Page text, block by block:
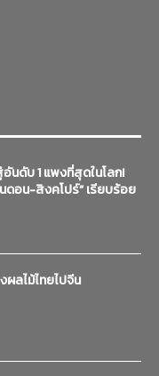
นดับ 1 แพงที่สุดในโลก!
ดอน-สิงคโปร์” เรียบร้อย
ผลไม้ไทยไปจีน